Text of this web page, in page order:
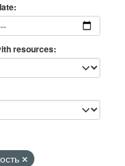
resources